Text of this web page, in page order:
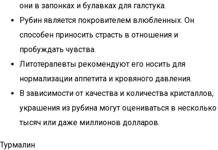
они в запонках и булавках для галстука.
Рубин является покровителем влюбленных. Он
способен приносить страсть в отношения и
пробуждать чувства.
Литотерапевты рекомендуют его носить для
нормализации аппетита и кровяного давления.
В зависимости от качества и количества кристаллов,
украшения из рубина могут оцениваться в несколько
тысяч или даже миллионов долларов.
Турмалин